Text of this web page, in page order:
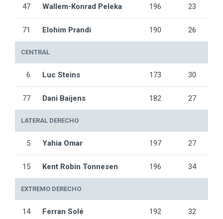
47 Wallem-Konrad Peleka 196 23
71 Elohim Prandi 190 26
CENTRAL
6 Luc Steins 173 30
77 Dani Baijens 182 27
LATERAL DERECHO
5 Yahia Omar 197 27
15 Kent Robin Tonnesen 196 34
EXTREMO DERECHO
14 Ferran Solé 192 32